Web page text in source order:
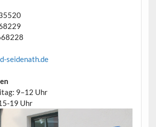
seidenath.de
9–12 Uhr
19 Uhr